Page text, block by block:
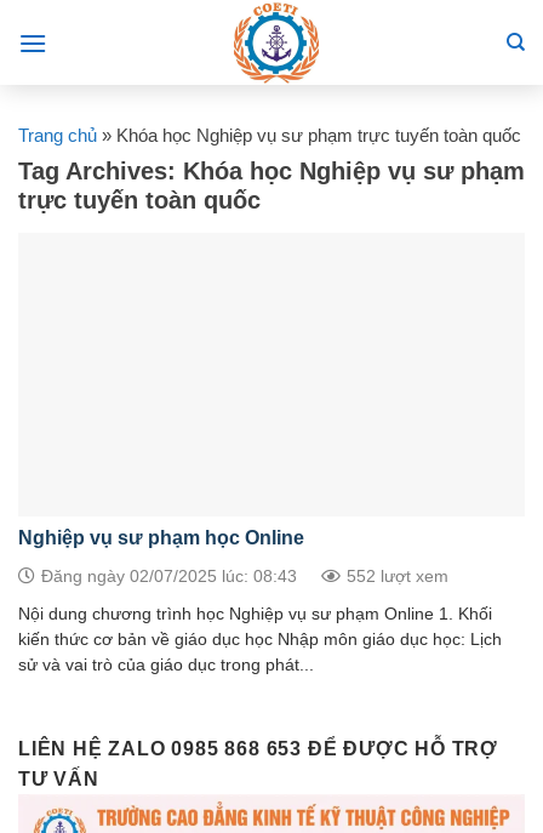
Trang chủ » Khóa học Nghiệp vụ sư phạm trực tuyến toàn quốc
Tag Archives: Khóa học Nghiệp vụ sư phạm
trực tuyến toàn quốc
Nghiệp vụ sư phạm học Online
Đăng ngày 02/07/2025 lúc: 08:43 552 lượt xem
Nội dung chương trình học Nghiệp vụ sư phạm Online 1. Khối
kiến thức cơ bản về giáo dục học Nhập môn giáo dục học: Lịch
sử và vai trò của giáo dục trong phát...
LIÊN HỆ ZALO 0985 868 653 ĐỂ ĐƯỢC HỖ TRỢ
TƯ VẤN